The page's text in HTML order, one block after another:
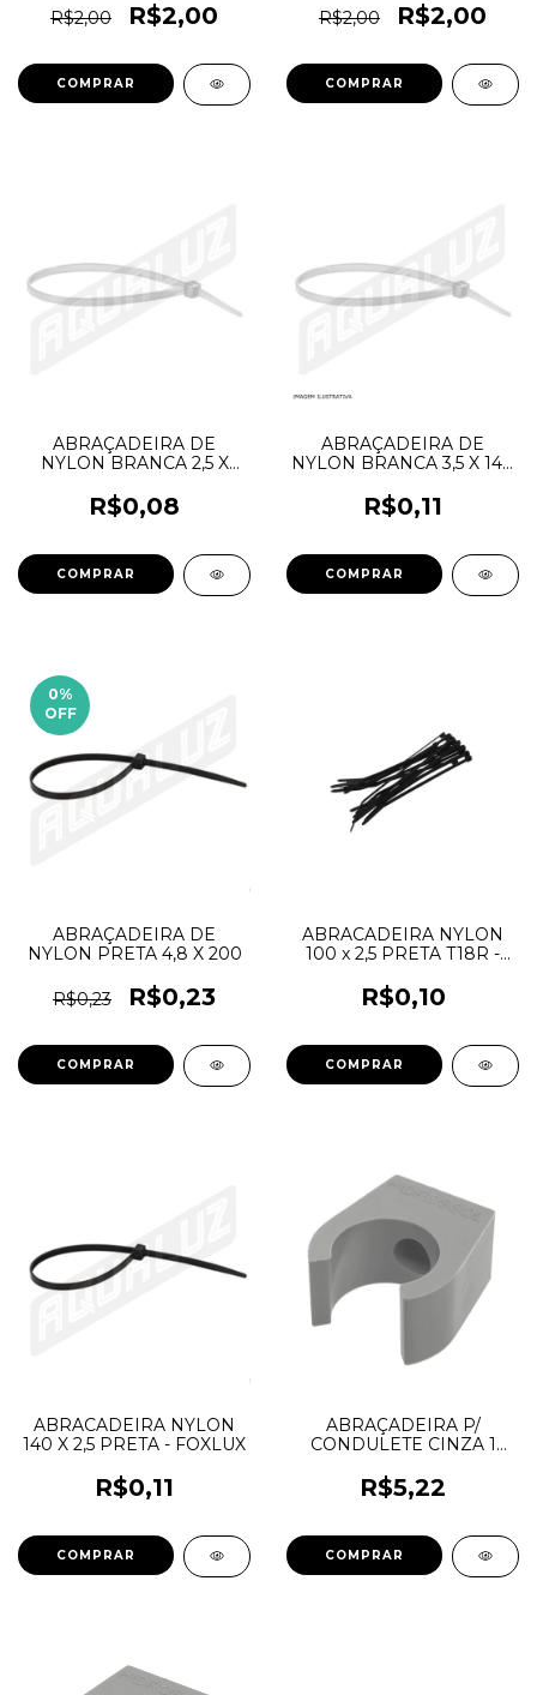
R$2,00 R$2,00 R$2,00 R$2,00
ABRAÇADEIRA DE
NYLON BRANCA 2,5 X
R$0,08
ABRAÇADEIRA DE
NYLON BRANCA 3,5 X 140
R$0,11
0%
OFF
ABRAÇADEIRA DE
NYLON PRETA 4,8 X 200
R$0,23 R$0,23
ABRACADEIRA NYLON
100 x 2,5 PRETA T18R -
R$0,10
ABRACADEIRA NYLON
140 X 2,5 PRETA - FOXLUX
R$0,11
ABRAÇADEIRA P/
CONDULETE CINZA 1
R$5,22